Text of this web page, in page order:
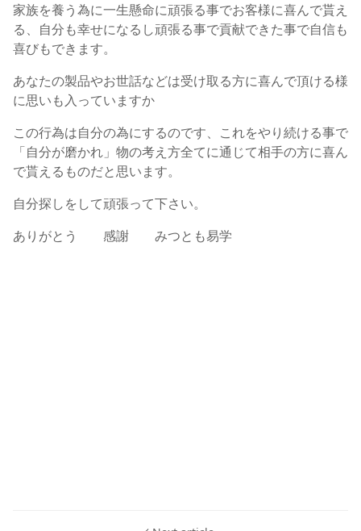
家族を養う為に一生懸命に頑張る事でお客様に喜んで貰え
る、自分も幸せになるし頑張る事で貢献できた事で自信も
喜びもできます。
あなたの製品やお世話などは受け取る方に喜んで頂ける様
に思いも入っていますか
この行為は自分の為にするのです、これをやり続ける事で
「自分が磨かれ」物の考え方全てに通じて相手の方に喜ん
で貰えるものだと思います。
自分探しをして頑張って下さい。
ありがとう 感謝 みつとも易学